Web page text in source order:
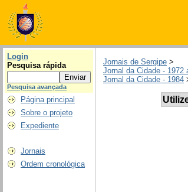
Login
Pesquisa rápida
Pesquisa avançada
Página principal
Sobre o projeto
Expediente
Jornais
Ordem cronológica
Jornais de Sergipe >
Jornal da Cidade - 1972
Jornal da Cidade - 1984